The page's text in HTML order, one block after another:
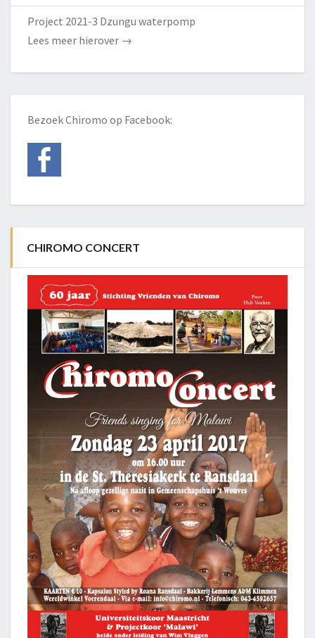
Project 2021-3 Dzungu waterpomp
Lees meer hierover →
Bezoek Chiromo op Facebook:
CHIROMO CONCERT